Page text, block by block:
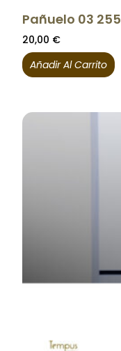
Pañuelo 03 255
20,00 €
Añadir Al Carrito